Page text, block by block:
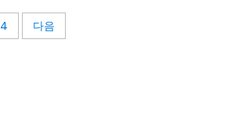
4 다음